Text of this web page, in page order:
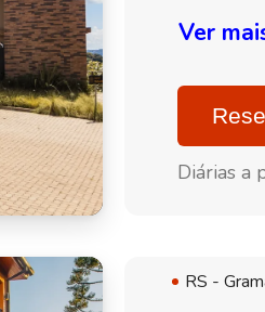
Ver
Diárias a
RS -